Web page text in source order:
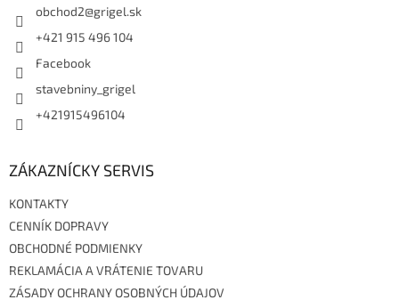
obchod2@grigel.sk
+421 915 496 104
Facebook
stavebniny_grigel
+421915496104
ZÁKAZNÍCKY SERVIS
KONTAKTY
CENNÍK DOPRAVY
OBCHODNÉ PODMIENKY
REKLAMÁCIA A VRÁTENIE TOVARU
ZÁSADY OCHRANY OSOBNÝCH ÚDAJOV